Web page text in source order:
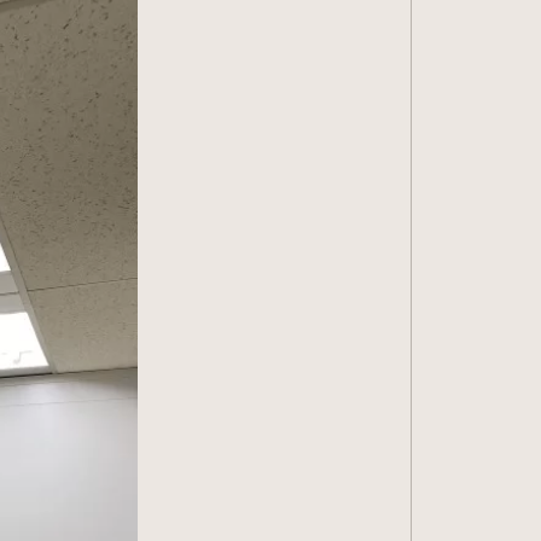
容
DX
例
要
報
合わせ
バシーポリシー